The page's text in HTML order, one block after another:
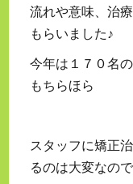
流れや意味、治
もらいました♪
今年は１７０名
もちらほら
スタッフに矯正
るのは大変なので